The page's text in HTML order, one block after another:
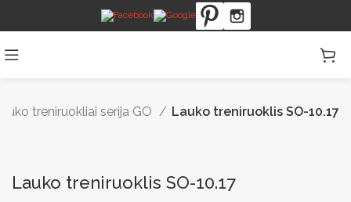
treniruokliai serija GO Lauko treniruoklis SO-10.17
Lauko treniruoklis SO-10.17